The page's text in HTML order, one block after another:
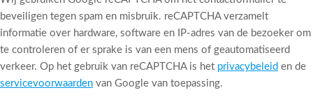
beveiligen tegen spam en misbruik. reCAPTCHA verzamelt
informatie over hardware, software en IP-adres van de bezoeker om
te controleren of er sprake is van een mens of geautomatiseerd
verkeer. Op het gebruik van reCAPTCHA is het privacybeleid en de
servicevoorwaarden van Google van toepassing.